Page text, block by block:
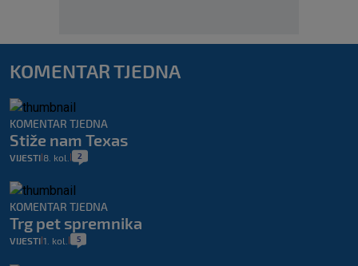
KOMENTAR TJEDNA
KOMENTAR TJEDNA
Stiže nam Texas
VIJESTI 8. kol. 2
KOMENTAR TJEDNA
Trg pet spremnika
VIJESTI 1. kol. 5